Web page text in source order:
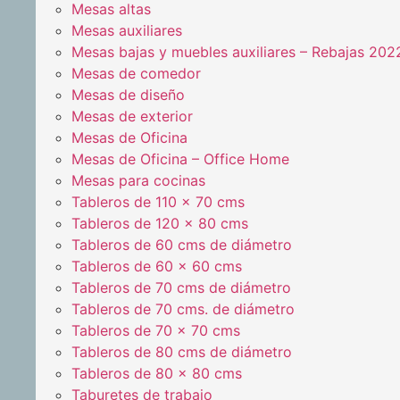
Mesas altas
Mesas auxiliares
Mesas bajas y muebles auxiliares – Rebajas
Mesas de comedor
Mesas de diseño
Mesas de exterior
Mesas de Oficina
Mesas de Oficina – Office Home
Mesas para cocinas
Tableros de 110 x 70 cms
Tableros de 120 x 80 cms
Tableros de 60 cms de diámetro
Tableros de 60 x 60 cms
Tableros de 70 cms de diámetro
Tableros de 70 cms. de diámetro
Tableros de 70 x 70 cms
Tableros de 80 cms de diámetro
Tableros de 80 x 80 cms
Taburetes de trabajo